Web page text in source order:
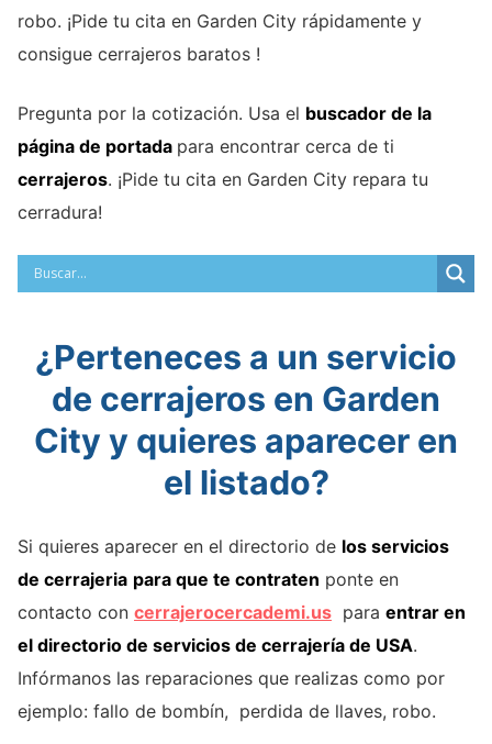
robo. ¡Pide tu cita en Garden City rápidamente y
consigue cerrajeros baratos !
Pregunta por la cotización. Usa el buscador de la
página de portada para encontrar cerca de ti
cerrajeros. ¡Pide tu cita en Garden City repara tu
cerradura!
¿Perteneces a un servicio
de cerrajeros en Garden
City y quieres aparecer en
el listado?
Si quieres aparecer en el directorio de los servicios
de cerrajeria para que te contraten ponte en
contacto con cerrajerocercademi.us para entrar en
el directorio de servicios de cerrajería de USA.
Infórmanos las reparaciones que realizas como por
ejemplo: fallo de bombín, perdida de llaves, robo.